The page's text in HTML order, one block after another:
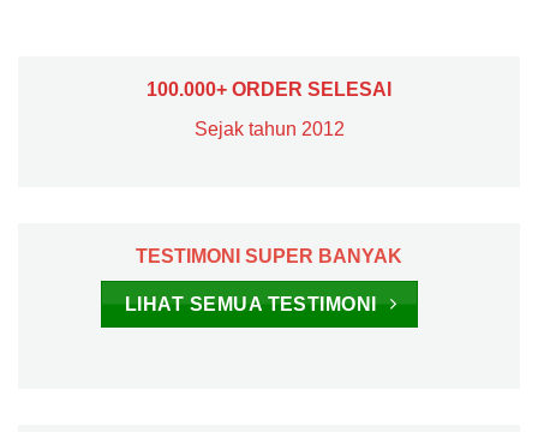
100.000+ ORDER SELESAI
Sejak tahun 2012
TESTIMONI SUPER BANYAK
LIHAT SEMUA TESTIMONI